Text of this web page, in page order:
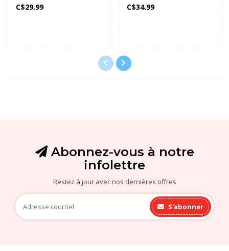
C$29.99 C$34.99
Abonnez-vous à notre
infolettre
Restez à jour avec nos dernières offres
S'abonner